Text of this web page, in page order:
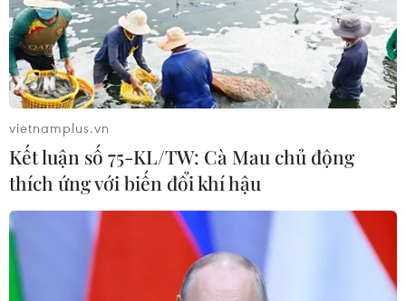
Vụ phế liệu bằng sắt, nhọn rơi trên
cao tốc: Tài xế xe chở mắc nhiều lỗi vi
phạm
08/08/2026 06:37
Nghệ An: Lũ cuốn cầu tạm trên sông
Nậm Nơn khiến 3 bản ở xã Mỹ Lý bị
chia cắt
08/08/2026 06:36
vietnamplus.vn
Kết luận số 75-KL/TW: Cà Mau chủ động
thích ứng với biến đổi khí hậu